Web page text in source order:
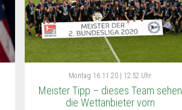
Montag 16.11.20 | 12:52 Uhr
Meister Tipp – dieses Team sehen
die Wettanbieter vorn